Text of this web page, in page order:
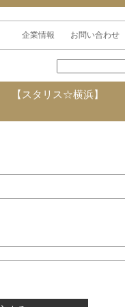
企業情報 お問い合わせ
【スタリス☆横浜】